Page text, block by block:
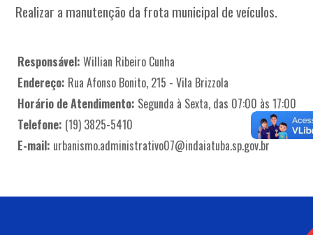
Realizar a manutenção da frota municipal de veículos.
Responsável: Willian Ribeiro Cunha
Endereço: Rua Afonso Bonito, 215 - Vila Brizzola
Horário de Atendimento: Segunda à Sexta, das 07:00 às 17:00
Telefone: (19) 3825-5410
E-mail: urbanismo.administrativo07@indaiatuba.sp.gov.br